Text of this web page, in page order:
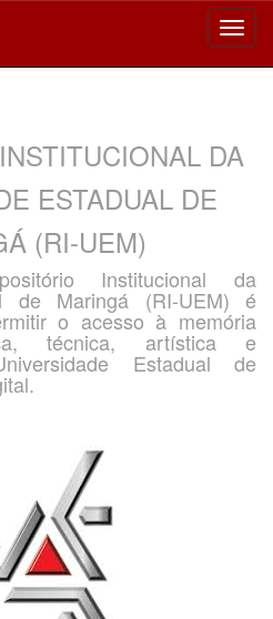
DA
ESTADUAL DE
(RI-UEM)
Institucional da
de Maringá (RI-UEM) é
o acesso à memória
técnica, artística e
Estadual de